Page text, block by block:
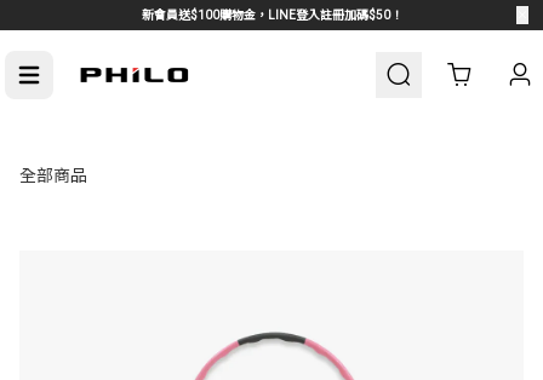
新會員送$100購物金，LINE登入註冊加碼$50！
Cart
全部商品